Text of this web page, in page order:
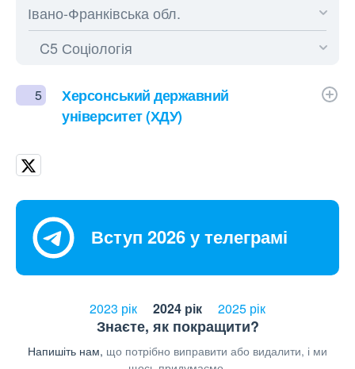
5
Херсонський державний
університет (ХДУ)
Вступ 2026 у телеграмі
2023 рік 2024 рік 2025 рік
Знаєте, як покращити?
Напишіть нам, що потрібно виправити або видалити, і ми